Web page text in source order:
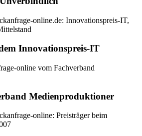
Innovationspreis-IT
Medienproduktioner